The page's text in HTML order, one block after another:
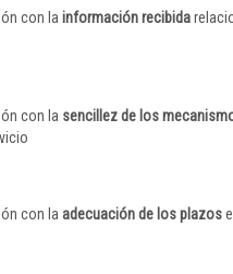
con la información recibida
con la sencillez de los
con la adecuación de los plazos